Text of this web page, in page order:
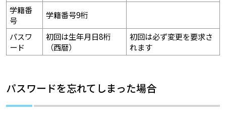
学籍番
号
学籍番号9桁
パスワ
ード
初回は生年月日8桁
（西暦）
初回は必ず変更を要求さ
れます
パスワードを忘れてしまった場合